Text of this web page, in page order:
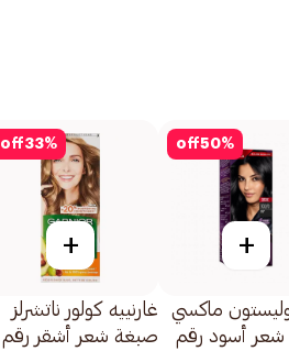
50%
off
+
ماكسي
أسود رقم
33%
off
+
غارنييه كولور ناتشرلز